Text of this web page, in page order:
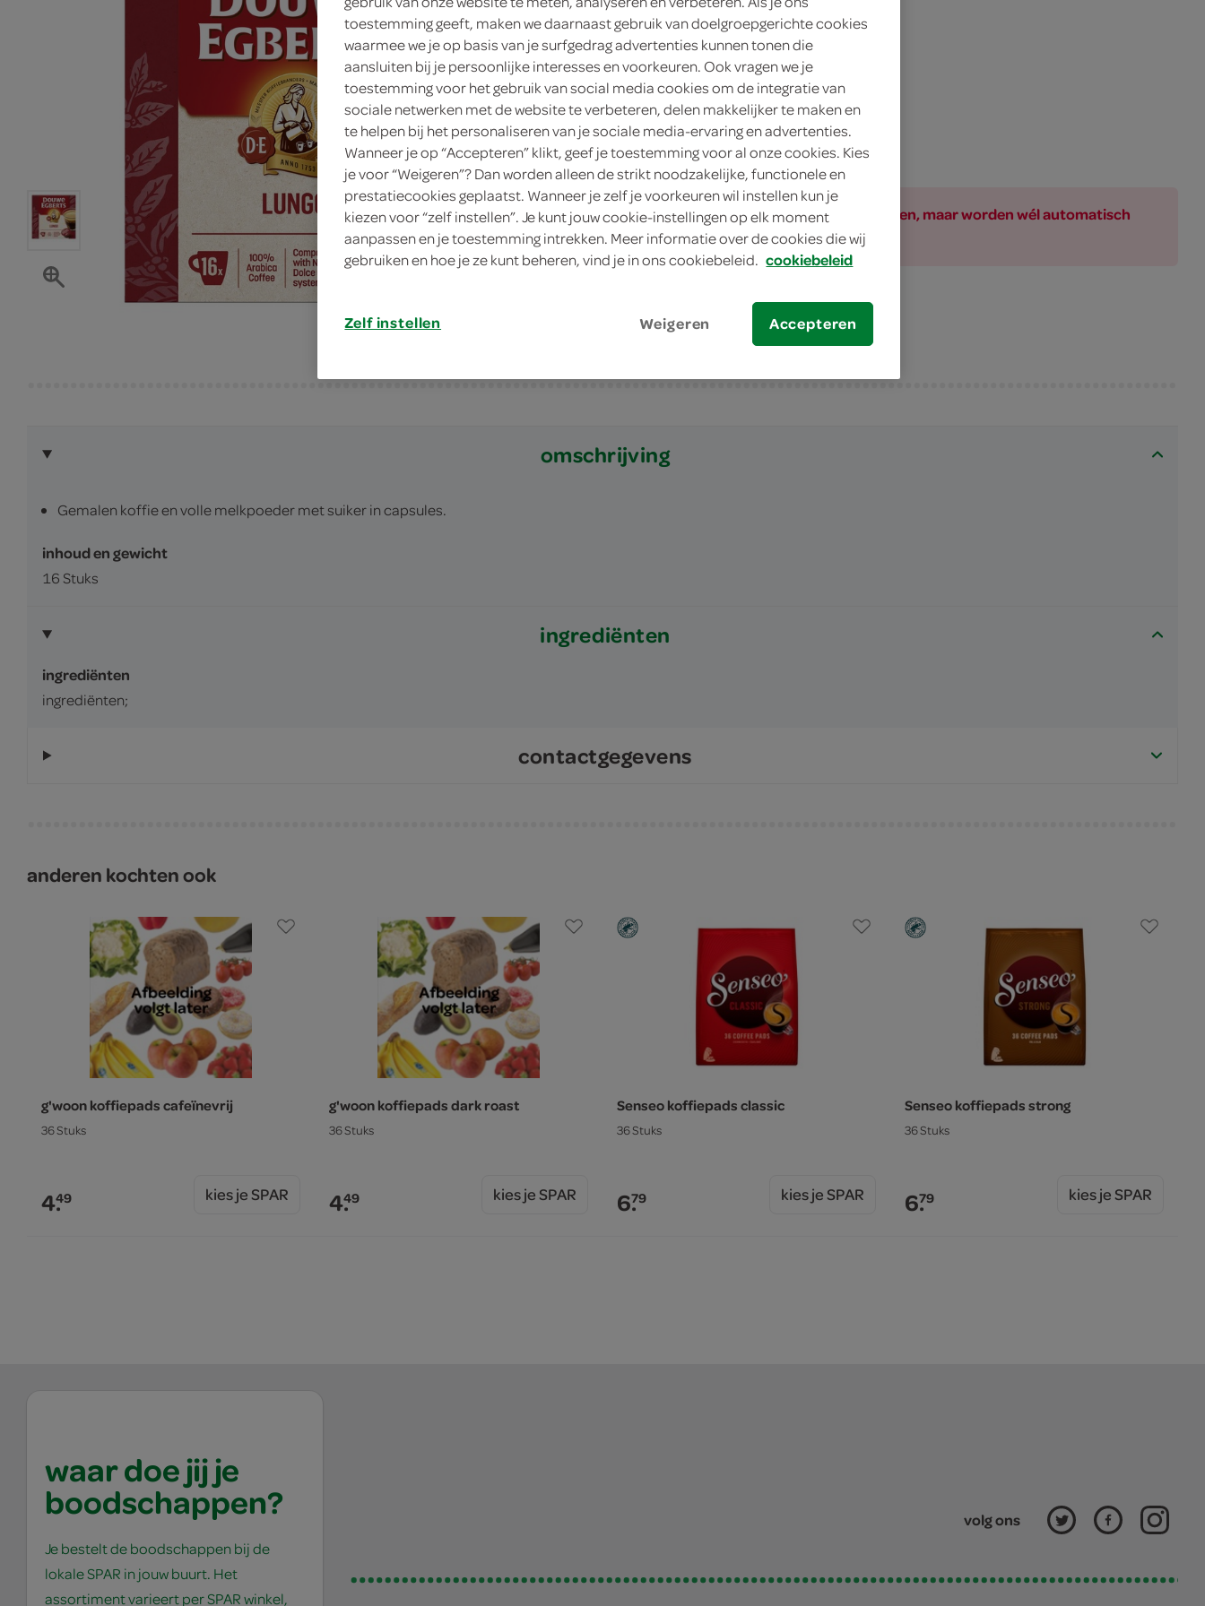
6.
89
16 Stuks
in winkelmand
Let op: aanbiedingen zijn niet zichtbaar bij de producten, maar worden wél automatisch
verwerkt in de winkelmand.
omschrijving
Gemalen koffie en volle melkpoeder met suiker in capsules.
inhoud en gewicht
16 Stuks
ingrediënten
ingrediënten
ingrediënten;
contactgegevens
anderen kochten ook
g'woon koffiepads cafeïnevrij
36 Stuks
4.49 kies je SPAR
g'woon koffiepads dark roast
36 Stuks
4.49 kies je SPAR
Senseo koffiepads classic
36 Stuks
6.79 kies je SPAR
Senseo koffiepads strong
36 Stuks
6.79 kies je SPAR
waar doe jij je
boodschappen?
Je bestelt de boodschappen bij de
lokale SPAR in jouw buurt. Het
assortiment varieert per SPAR winkel,
volg ons
toestemming geeft, maken we daarnaast gebruik van doelgroepgerichte cookies
waarmee we je op basis van je surfgedrag advertenties kunnen tonen die
aansluiten bij je persoonlijke interesses en voorkeuren. Ook vragen we je
toestemming voor het gebruik van social media cookies om de integratie van
sociale netwerken met de website te verbeteren, delen makkelijker te maken en
te helpen bij het personaliseren van je sociale media-ervaring en advertenties.
Wanneer je op “Accepteren” klikt, geef je toestemming voor al onze cookies. Kies
je voor “Weigeren”? Dan worden alleen de strikt noodzakelijke, functionele en
prestatiecookies geplaatst. Wanneer je zelf je voorkeuren wil instellen kun je
kiezen voor “zelf instellen”. Je kunt jouw cookie-instellingen op elk moment
aanpassen en je toestemming intrekken. Meer informatie over de cookies die wij
gebruiken en hoe je ze kunt beheren, vind je in ons cookiebeleid. cookiebeleid
Zelf instellen Weigeren Accepteren